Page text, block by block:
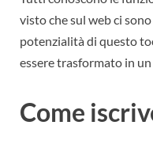
visto che sul web ci
potenzialità di questo
essere trasformato in
Come